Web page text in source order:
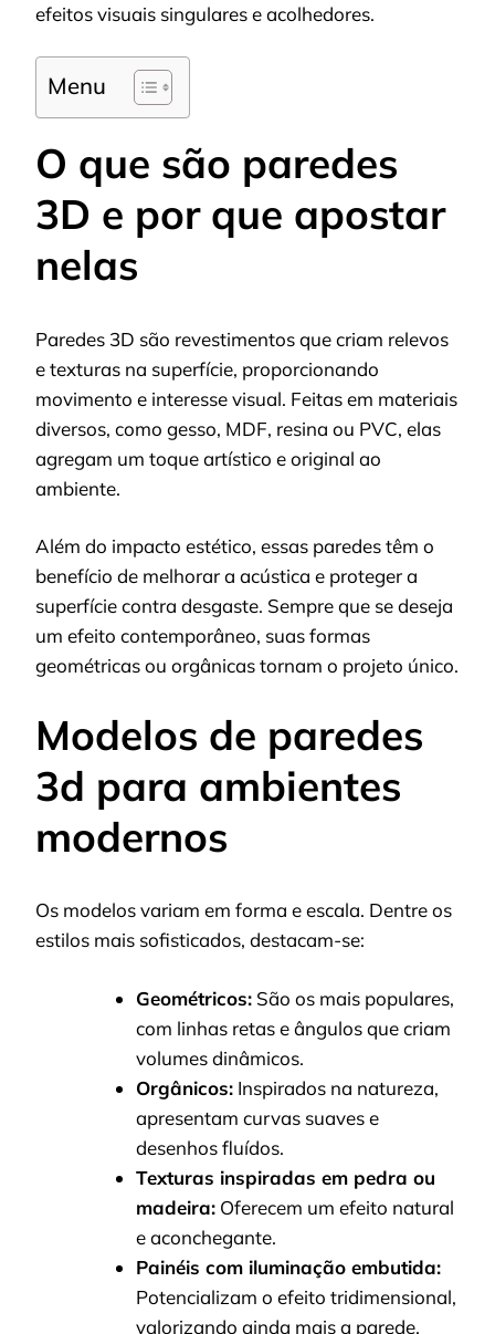
efeitos visuais singulares e acolhedores.
Menu
O que são paredes
3D e por que apostar
nelas
Paredes 3D são revestimentos que criam relevos
e texturas na superfície, proporcionando
movimento e interesse visual. Feitas em materiais
diversos, como gesso, MDF, resina ou PVC, elas
agregam um toque artístico e original ao
ambiente.
Além do impacto estético, essas paredes têm o
benefício de melhorar a acústica e proteger a
superfície contra desgaste. Sempre que se deseja
um efeito contemporâneo, suas formas
geométricas ou orgânicas tornam o projeto único.
Modelos de paredes
3d para ambientes
modernos
Os modelos variam em forma e escala. Dentre os
estilos mais sofisticados, destacam-se:
Geométricos: São os mais populares,
com linhas retas e ângulos que criam
volumes dinâmicos.
Orgânicos: Inspirados na natureza,
apresentam curvas suaves e
desenhos fluídos.
Texturas inspiradas em pedra ou
madeira: Oferecem um efeito natural
e aconchegante.
Painéis com iluminação embutida:
Potencializam o efeito tridimensional,
valorizando ainda mais a parede.